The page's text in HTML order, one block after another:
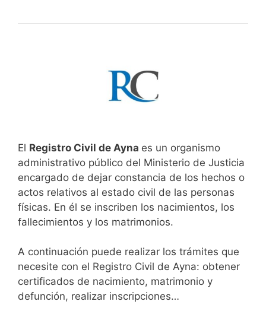
El Registro Civil de Ayna es un organismo
administrativo público del Ministerio de Justicia
encargado de dejar constancia de los hechos o
actos relativos al estado civil de las personas
físicas. En él se inscriben los nacimientos, los
fallecimientos y los matrimonios.
A continuación puede realizar los trámites que
necesite con el Registro Civil de Ayna: obtener
certificados de nacimiento, matrimonio y
defunción, realizar inscripciones…